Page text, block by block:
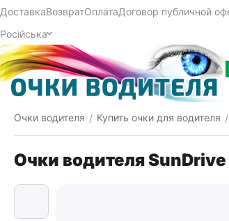
ДоставкаВозвратОплатаДоговор публичной
Російська
Очки водителя / Купить очки для водителя /
Очки водителя